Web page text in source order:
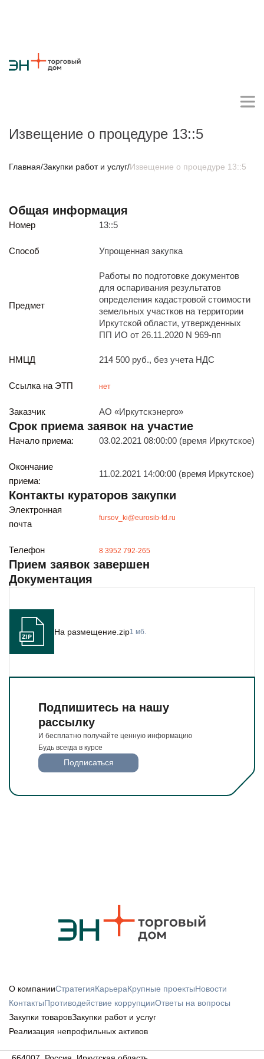
О компании
Стратегия
Карьера Крупные проекты
Противодействие коррупции
Закупки работ и услуг
Реализация непрофильных активов
Иркутск
тел.: + 7 (3952) 792-193
office@enplus-td.ru
Режим работы (UTC+8)
Перерыв на обед с 12 до 13 часов
ПОДПИШИТЕСЬ НА НАШУ РАССЫЛКУ
И бесплатно получайте ценную информацию
Подписаться
Извещение о процедуре 13::5
Главная/Закупки работ и услуг/Извещение о процедуре 13::5
Общая информация
Номер 13::5
Способ Упрощенная закупка
Предмет
Работы по подготовке документов
для оспаривания результатов
определения кадастровой стоимости
земельных участков на территории
Иркутской области, утвержденных
ПП ИО от 26.11.2020 N 969-пп
НМЦД 214 500 руб., без учета НДС
Ссылка на ЭТП нет
Заказчик АО «Иркутскэнерго»
Срок приема заявок на участие
Начало приема: 03.02.2021 08:00:00 (время Иркутское)
Окончание
приема:
11.02.2021 14:00:00 (время Иркутское)
Контакты кураторов закупки
Электронная
почта
fursov_ki@eurosib-td.ru
Телефон 8 3952 792-265
Прием заявок завершен
Документация
На размещение.zip1 мб.
Подпишитесь на нашу
рассылку
И бесплатно получайте ценную информацию
Будь всегда в курсе
Подписаться
О компанииСтратегияКарьераКрупные проектыНовости
КонтактыПротиводействие коррупцииОтветы на вопросы
Закупки товаровЗакупки работ и услуг
Реализация непрофильных активов